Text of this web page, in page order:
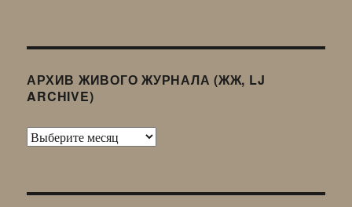
АРХИВ ЖИВОГО ЖУРНАЛА (ЖЖ, LJ
ARCHIVE)
Архив